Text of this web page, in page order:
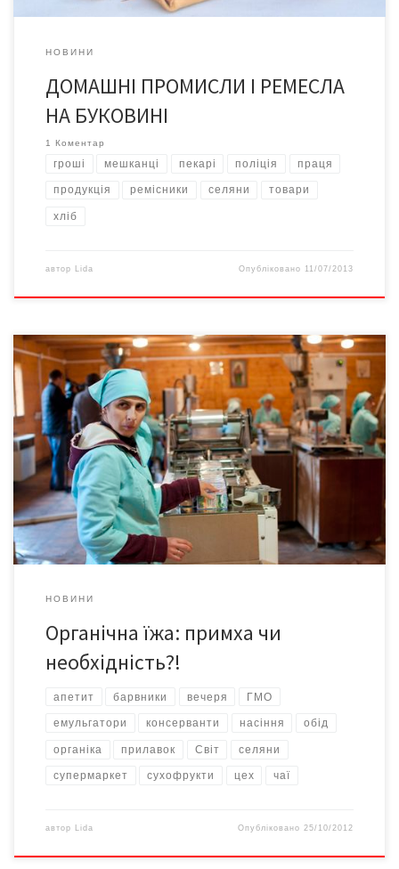
НОВИНИ
ДОМАШНІ ПРОМИСЛИ І РЕМЕСЛА
НА БУКОВИНІ
1 Коментар
гроші мешканці пекарі поліція праця
продукція ремісники селяни товари
хліб
автор Lida Опубліковано 11/07/2013
«Покинути роботу і смачно поїсти» – такі плани звичайної
європейської жінки в разі неминучого кінця світу (опитування
GFK-Emer на замовлення каналу National Geographic). І справді,
за такої ситуації стримувати апетит – безглуздо. Тож чому не
скласти б за фешенебельним столом компанію, наприклад,
самій Анджеліні Джолі?! Адже вона знаменита, багата і […]
НОВИНИ
Органічна їжа: примха чи
необхідність?!
апетит барвники вечеря ГМО
емульгатори консерванти насіння обід
органіка прилавок Світ селяни
супермаркет сухофрукти цех чаї
автор Lida Опубліковано 25/10/2012